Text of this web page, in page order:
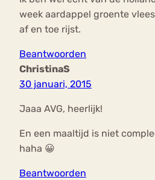
week aardappel groente
af en toe rijst.
Beantwoorden
ChristinaS
30 januari, 2015
Jaaa AVG, heerlijk!
En een maaltijd is niet
haha 😀
Beantwoorden